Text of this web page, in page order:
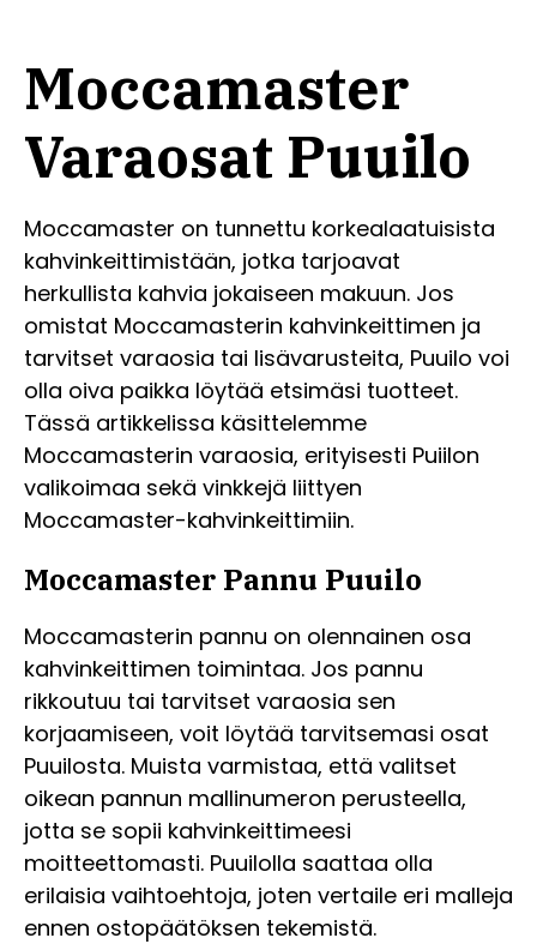
Moccamaster
Varaosat Puuilo
Moccamaster on tunnettu korkealaatuisista
kahvinkeittimistään, jotka tarjoavat
herkullista kahvia jokaiseen makuun. Jos
omistat Moccamasterin kahvinkeittimen ja
tarvitset varaosia tai lisävarusteita, Puuilo voi
olla oiva paikka löytää etsimäsi tuotteet.
Tässä artikkelissa käsittelemme
Moccamasterin varaosia, erityisesti Puiilon
valikoimaa sekä vinkkejä liittyen
Moccamaster-kahvinkeittimiin.
Moccamaster Pannu Puuilo
Moccamasterin pannu on olennainen osa
kahvinkeittimen toimintaa. Jos pannu
rikkoutuu tai tarvitset varaosia sen
korjaamiseen, voit löytää tarvitsemasi osat
Puuilosta. Muista varmistaa, että valitset
oikean pannun mallinumeron perusteella,
jotta se sopii kahvinkeittimeesi
moitteettomasti. Puuilolla saattaa olla
erilaisia vaihtoehtoja, joten vertaile eri malleja
ennen ostopäätöksen tekemistä.